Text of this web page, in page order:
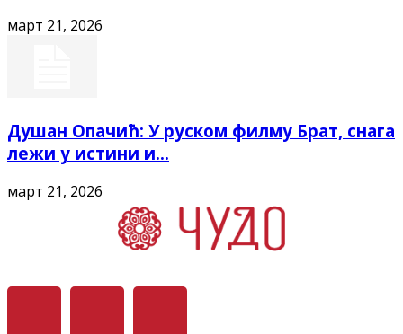
март 21, 2026
Душан Опачић: У руском филму Брат, снага
лежи у истини и...
март 21, 2026